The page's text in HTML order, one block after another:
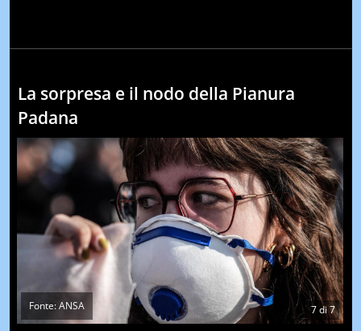
La sorpresa e il nodo della Pianura
Padana
7di7
Fonte: ANSA